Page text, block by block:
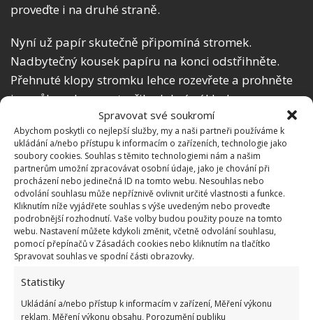
Spravovat své soukromí
Abychom poskytli co nejlepší služby, my a naši partneři používáme k
ukládání a/nebo přístupu k informacím o zařízeních, technologie jako
soubory cookies. Souhlas s těmito technologiemi nám a našim
partnerům umožní zpracovávat osobní údaje, jako je chování při
procházení nebo jedinečná ID na tomto webu. Nesouhlas nebo
odvolání souhlasu může nepříznivě ovlivnit určité vlastnosti a funkce.
Kliknutím níže vyjádřete souhlas s výše uvedeným nebo proveďte
podrobnější rozhodnutí. Vaše volby budou použity pouze na tomto
webu. Nastavení můžete kdykoli změnit, včetně odvolání souhlasu,
pomocí přepínačů v Zásadách cookies nebo kliknutím na tlačítko
Spravovat souhlas ve spodní části obrazovky.
Statistiky
Ukládání a/nebo přístup k informacím v zařízení, Měření výkonu
reklam, Měření výkonu obsahu, Porozumění publiku
proveďte i na druhé straně.
Nyní už papír skutečně připomíná stromek.
Nadbytečný kousek papíru na konci odstřihněte.
Přehnuté klopy stromku lehce rozevřete a prohněte
je v půlce, aby se vytvořila dobrá základna pro
stojací stromek. To samé proveďte i na druhé straně.
Nyní přijdou ke slovu opět nůžky. Nastřihněte asi
centimetrové linie na bocích stromku. Pak už stačí
tyto nastřihnuté části přeložit směrem dolů, aby se
vytvořil plastický efekt větví. Udělejte to tak na všech
stranách stromku a na závěr stromek rozložte a
postavte tak, aby sám držel a nepadal. Máte hotovo!